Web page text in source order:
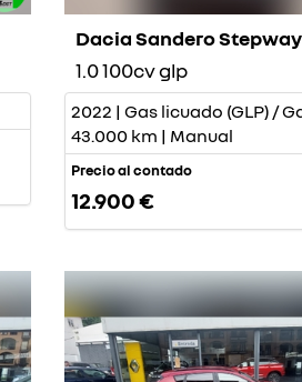
Dacia Sandero Stepway
1.0 100cv glp
2022 | Gas licuado (GLP) /
43.000 km | Manual
Precio al contado
12.900 €